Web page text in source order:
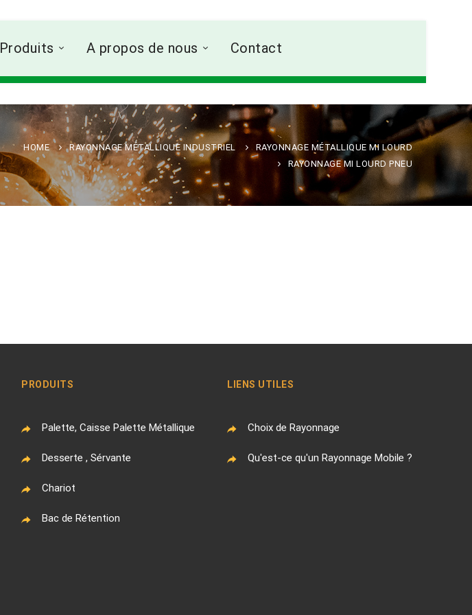
Produits A propos de nous Contact
HOME RAYONNAGE MÉTALLIQUE INDUSTRIEL
RAYONNAGE MÉTALLIQUE MI LOURD
RAYONNAGE MI LOURD PNEU
PRODUITS
Palette, Caisse Palette Métallique
Desserte , Sérvante
Chariot
Bac de Rétention
LIENS UTILES
Choix de Rayonnage
Qu'est-ce qu'un Rayonnage Mobile ?